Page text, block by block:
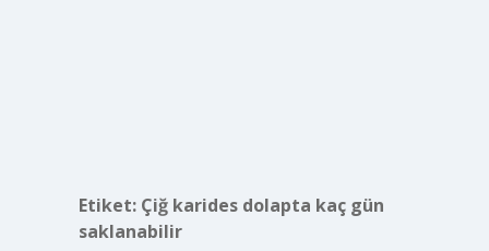
Etiket: Çiğ karides dolapta kaç gün
saklanabilir